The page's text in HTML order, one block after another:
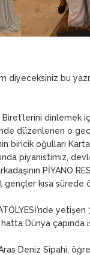
diyeceksiniz bu
Biret’lerini dinlemek
düzenlenen o
biricik oğulları
piyanistimiz,
PİYANO
gençler kısa
Dünya çapında
Deniz Sipahi,